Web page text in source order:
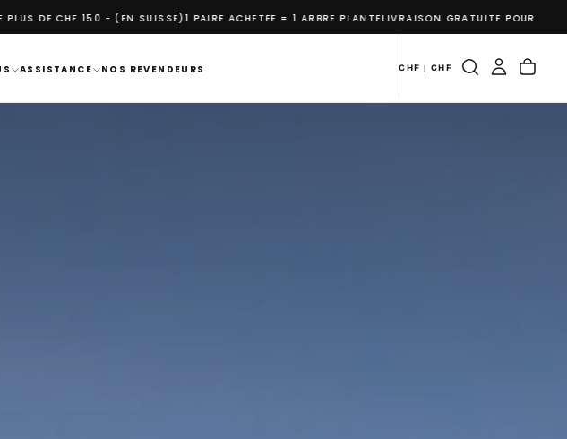
ACHETEE = 1 ARBRE PLANTELIVRAISON GRATUITE POUR LES COMMANDES DE PLUS DE CHF 150.-
ASSISTANCE NOS REVENDEURS CHF | CHF